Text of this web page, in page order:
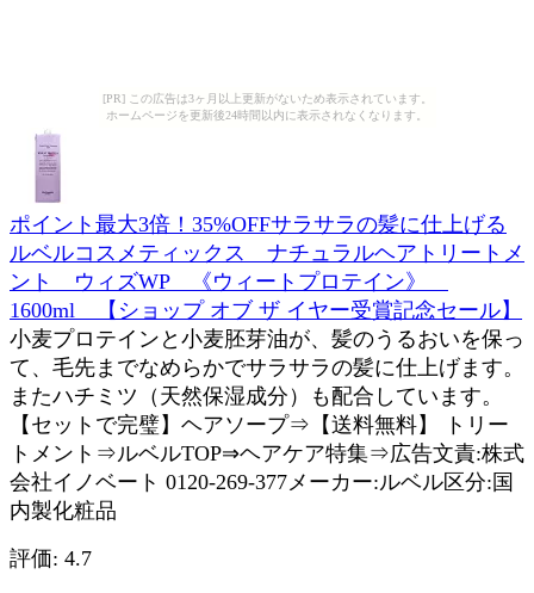
[PR] この広告は3ヶ月以上更新がないため表示されています。
ホームページを更新後24時間以内に表示されなくなります。
ポイント最大3倍！35%OFFサラサラの髪に仕上げる
ルベルコスメティックス ナチュラルヘアトリートメ
ント ウィズWP 《ウィートプロテイン》
1600ml 【ショップ オブ ザ イヤー受賞記念セール】
小麦プロテインと小麦胚芽油が、髪のうるおいを保っ
て、毛先までなめらかでサラサラの髪に仕上げます。
またハチミツ（天然保湿成分）も配合しています。
【セットで完璧】ヘアソープ⇒【送料無料】 トリー
トメント⇒ルベルTOP⇒ヘアケア特集⇒広告文責:株式
会社イノベート 0120-269-377メーカー:ルベル区分:国
内製化粧品
評価: 4.7